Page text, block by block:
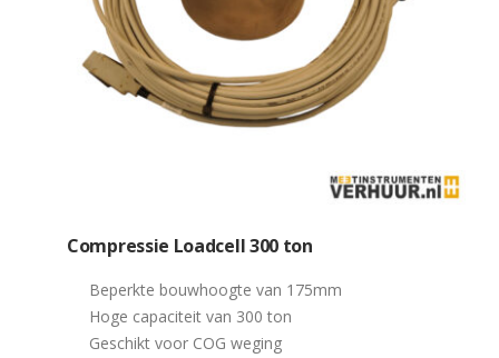
Compressie Loadcell 300 ton
Beperkte bouwhoogte van 175mm
Hoge capaciteit van 300 ton
Geschikt voor COG weging